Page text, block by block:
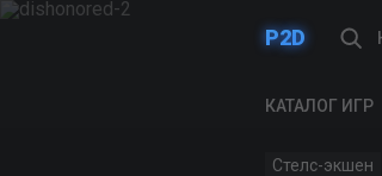
P2D
КАТАЛОГ ИГР
Стелс-экшен